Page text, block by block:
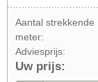
Aantal strekkende
meter:
Adviesprijs:
Uw prijs: